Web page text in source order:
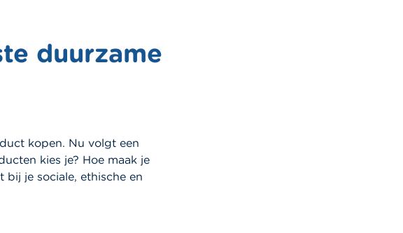
duurzame
kopen. Nu volgt een
kies je? Hoe maak je
je sociale, ethische en